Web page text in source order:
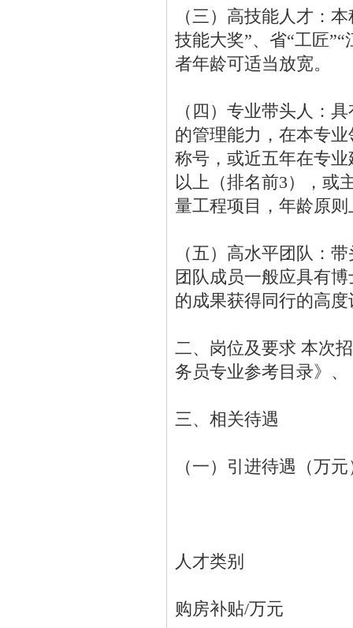
（三）高技能人才：
技能大奖”、省“工匠
者年龄可适当放宽。
（四）专业带头人：
的管理能力，在本专
称号，或近五年在专
以上（排名前3），或
量工程项目，年龄原
（五）高水平团队：
团队成员一般应具有
的成果获得同行的高度
二、岗位及要求 本次
务员专业参考目录》
三、相关待遇
（一）引进待遇（万元
人才类别
购房补贴/万元